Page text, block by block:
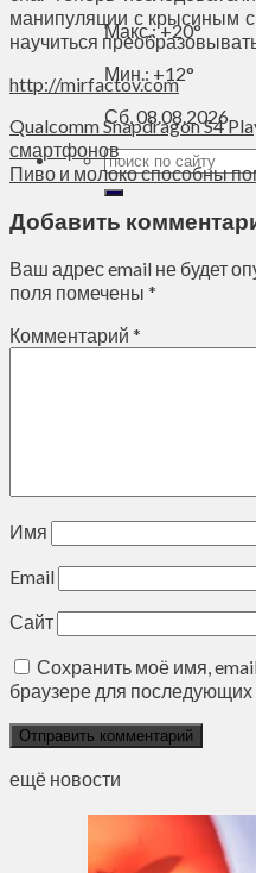
Макс.:+20°
Мин.: +12°
Сб, 08.08.2026
манипуляции с крысиным
научиться
http://mirfactov.com
Qualcomm Snapdragon S4
смартфонов
Пиво и молоко способны
Добавить
Ваш адрес email не будет
поля помечены *
Комментарий *
Имя
Email
Сайт
Сохранить моё имя,
браузере для
ещё новости